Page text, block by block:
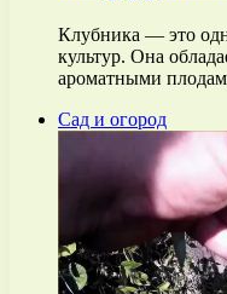
Клубника — это
культур. Она
ароматными
Сад и огород